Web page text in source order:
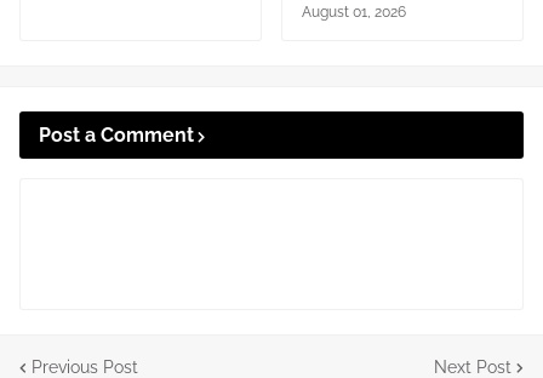
August 01, 2026
Post a Comment
Previous Post Next Post